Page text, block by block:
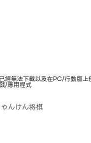
經無法下載以及在PC/行動版上
/應用程式
んけん将棋